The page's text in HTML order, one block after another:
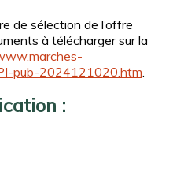
de sélection de l’offre
à télécharger sur la
pub-2024121020.htm
: